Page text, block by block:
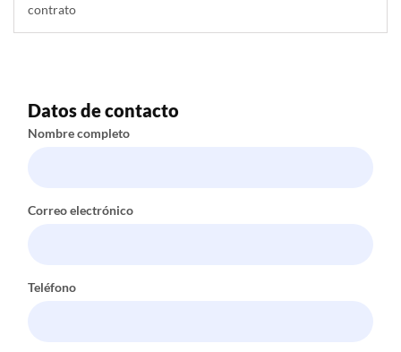
contrato
Datos de contacto
Nombre completo
Correo electrónico
Teléfono